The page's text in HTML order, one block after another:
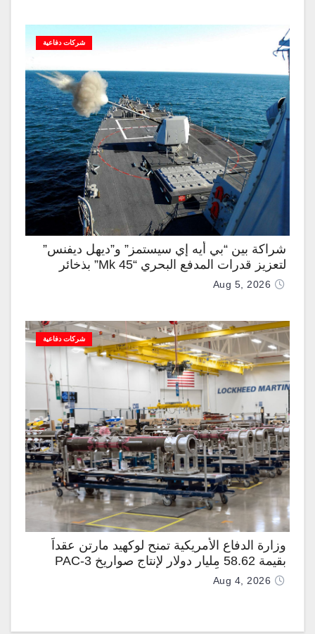
شركات دفاعية
شراكة بين “بي أيه إي سيستمز” و”ديهل ديفنس”
لتعزيز قدرات المدفع البحري “Mk 45” بذخائر
موجهة وصواريخ “IRIS-T”
Aug 5, 2026
شركات دفاعية
وزارة الدفاع الأمريكية تمنح لوكهيد مارتن عقداً
بقيمة 58.62 مليار دولار لإنتاج صواريخ PAC-3
المطوّرة دعماً لـ “ترسانة الحرية”
Aug 4, 2026